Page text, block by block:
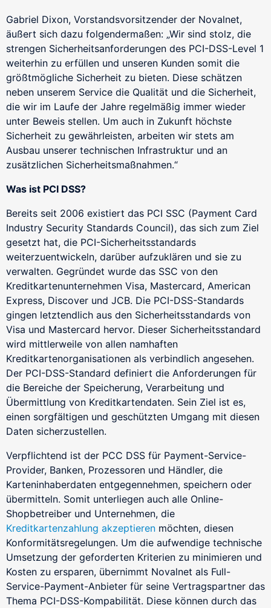
Gabriel Dixon, Vorstandsvorsitzender der Novalnet,
äußert sich dazu folgendermaßen: „Wir sind stolz, die
strengen Sicherheitsanforderungen des PCI-DSS-Level 1
weiterhin zu erfüllen und unseren Kunden somit die
größtmögliche Sicherheit zu bieten. Diese schätzen
neben unserem Service die Qualität und die Sicherheit,
die wir im Laufe der Jahre regelmäßig immer wieder
unter Beweis stellen. Um auch in Zukunft höchste
Sicherheit zu gewährleisten, arbeiten wir stets am
Ausbau unserer technischen Infrastruktur und an
zusätzlichen Sicherheitsmaßnahmen.“
Was ist PCI DSS?
Bereits seit 2006 existiert das PCI SSC (Payment Card
Industry Security Standards Council), das sich zum Ziel
gesetzt hat, die PCI-Sicherheitsstandards
weiterzuentwickeln, darüber aufzuklären und sie zu
verwalten. Gegründet wurde das SSC von den
Kreditkartenunternehmen Visa, Mastercard, American
Express, Discover und JCB. Die PCI-DSS-Standards
gingen letztendlich aus den Sicherheitsstandards von
Visa und Mastercard hervor. Dieser Sicherheitsstandard
wird mittlerweile von allen namhaften
Kreditkartenorganisationen als verbindlich angesehen.
Der PCI-DSS-Standard definiert die Anforderungen für
die Bereiche der Speicherung, Verarbeitung und
Übermittlung von Kreditkartendaten. Sein Ziel ist es,
einen sorgfältigen und geschützten Umgang mit diesen
Daten sicherzustellen.
Verpflichtend ist der PCC DSS für Payment-Service-
Provider, Banken, Prozessoren und Händler, die
Karteninhaberdaten entgegennehmen, speichern oder
übermitteln. Somit unterliegen auch alle Online-
Shopbetreiber und Unternehmen, die
Kreditkartenzahlung akzeptieren möchten, diesen
Konformitätsregelungen. Um die aufwendige technische
Umsetzung der geforderten Kriterien zu minimieren und
Kosten zu ersparen, übernimmt Novalnet als Full-
Service-Payment-Anbieter für seine Vertragspartner das
Thema PCI-DSS-Kompabilität. Diese können durch das